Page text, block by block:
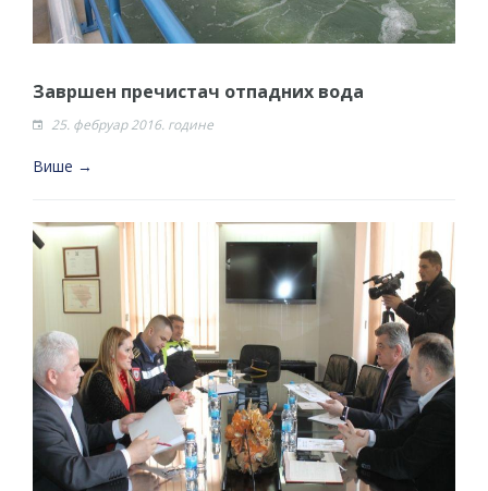
Завршен пречистач отпадних вода
25. фебруар 2016. године
Више →